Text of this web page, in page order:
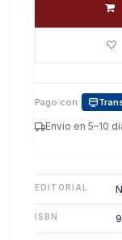
Pago con:
Envío en 5–10
EDITORIAL
ISBN